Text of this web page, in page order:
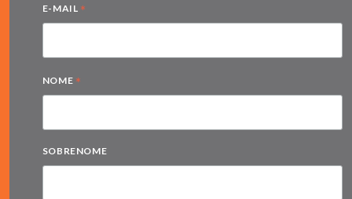
E-MAIL *
NOME *
SOBRENOME